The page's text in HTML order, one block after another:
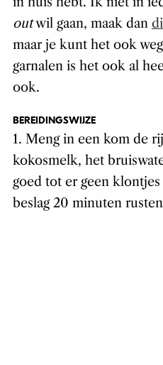
outwil gaan, maak dan
maar je kunt het ook
garnalen is het ook al
ook.
BEREIDINGSWIJZE
1. Meng in een kom de
kokosmelk, het
goed tot er geen
beslag 20 minuten